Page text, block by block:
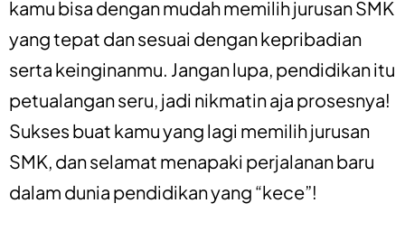
kamu bisa dengan mudah memilih jurusan SMK
yang tepat dan sesuai dengan kepribadian
serta keinginanmu. Jangan lupa, pendidikan itu
petualangan seru, jadi nikmatin aja prosesnya!
Sukses buat kamu yang lagi memilih jurusan
SMK, dan selamat menapaki perjalanan baru
dalam dunia pendidikan yang “kece”!